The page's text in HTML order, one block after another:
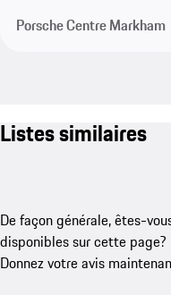
Porsche Centre Markham
Listes similaires
De façon générale, êtes-
disponibles sur cette page?
Donnez votre avis